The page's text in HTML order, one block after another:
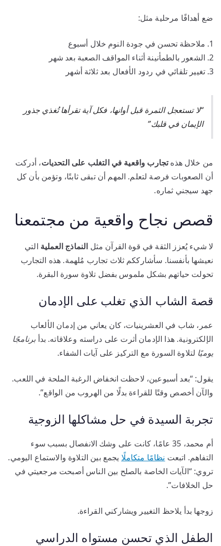
ضع أهدافًا مرحلية مثل:
ملاحظة تحسن في جودة النوم خلال أسبوع
الشعور بالطمأنينة أثناء المواقف الصعبة بعد شهر
تغيير تلقائي في ردود الأفعال بعد ثلاثة أشهر
“لا تستعجل الثمرة قبل أوانها، فكل آية تقرأها تُغذي جذور
الإيمان في قلبك”
من خلال هذهتجارب واقعية في التغلب على التحديات، أدركت
أن الصعوبات فرصة لتعلم. المهم أن تبقى ثابتًا، وتؤمن بأن كل
جهد سيجني ثماره.
قصص نجاح واقعية من مجتمعنا
لا شيء يُعزز الثقة في قوة القرآن مثل النماذج العملية التي
نعيشها بأنفسنا. سأشارككم ثلاث تجارب مُلهمة. هذه التجارب
تحولت حياتهم بشكل ملموس بفضل تلاوة سورة البقرة.
قصة الشاب الذي تغلب على الإدمان
عمر، شاب في العشرينيات، كان يعاني من إدمان الألعاب
الإلكترونية. هذا الإدمان أثرت على دراسته وعلاقاته. بدأ برنامجًا
يوميًا لتلاوة السورة مع التركيز على آيات الشفاء.
يقول: “بعد أسبوعين، لاحظت انخفاض الرغبة الملحة في اللعب.
والآن أخصص وقتًا للقراءة بدلًا من الهروب من الواقع”.
تجربة السيدة في حل مشاكلها الزوجية
أم محمد، 35 عامًا، كانت على وشك الانفصال بسبب سوء
التفاهم. اتبعت نظامًا متكاملًا يجمع بين التلاوة والاستماع اليومي.
تروي: “الآيات الخاصة بالصلح بين الناس أصبحت مرجعيتي في
حل الخلافات”.
زوجها بدأ يلاحظ التغيير ويشاركني القراءة.
الطفل الذي تحسن مستواه الدراسي